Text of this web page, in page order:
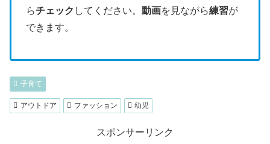
らチェック してください。 動画を見ながら練習が
できます。
子育て
アウトドア ファッション 幼児
スポンサーリンク